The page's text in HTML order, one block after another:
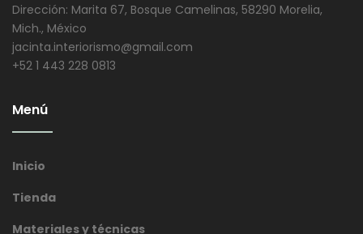
Dirección: Marita 67, Bosque Camelinas, 58290 Morelia,
Mich., México
jacinta.interiorismo@gmail.com
+52 1 443 228 0813
Menú
Inicio
Tienda
Materiales y técnicas